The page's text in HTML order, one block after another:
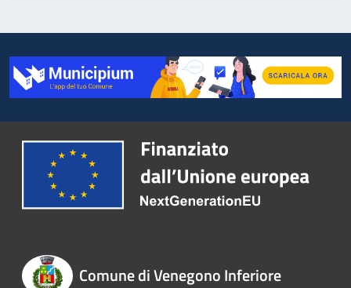
Comune di Venegono Inferiore